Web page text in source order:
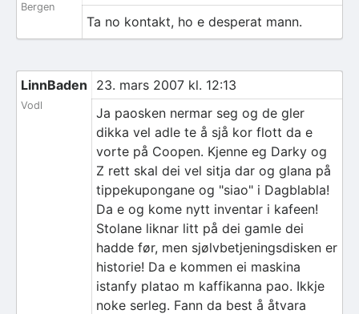
Bergen
Ta no kontakt, ho e desperat mann.
LinnBaden
Vodl
23. mars 2007 kl. 12:13
Ja paosken nermar seg og de gler
dikka vel adle te å sjå kor flott da e
vorte på Coopen. Kjenne eg Darky og
Z rett skal dei vel sitja dar og glana på
tippekupongane og "siao" i Dagblabla!
Da e og kome nytt inventar i kafeen!
Stolane liknar litt på dei gamle dei
hadde før, men sjølvbetjeningsdisken er
historie! Da e kommen ei maskina
istanfy platao m kaffikanna pao. Ikkje
noke serleg. Fann da best å åtvara